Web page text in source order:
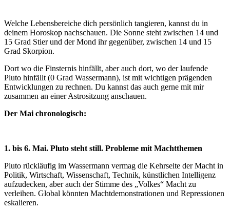
Welche Lebensbereiche dich persönlich tangieren, kannst du in
deinem Horoskop nachschauen. Die Sonne steht zwischen 14 und
15 Grad Stier und der Mond ihr gegenüber, zwischen 14 und 15
Grad Skorpion.
Dort wo die Finsternis hinfällt, aber auch dort, wo der laufende
Pluto hinfällt (0 Grad Wassermann), ist mit wichtigen prägenden
Entwicklungen zu rechnen. Du kannst das auch gerne mit mir
zusammen an einer Astrositzung anschauen.
Der Mai chronologisch:
1. bis 6. Mai. Pluto steht still. Probleme mit Machtthemen
Pluto rückläufig im Wassermann vermag die Kehrseite der Macht in
Politik, Wirtschaft, Wissenschaft, Technik, künstlichen Intelligenz
aufzudecken, aber auch der Stimme des „Volkes“ Macht zu
verleihen. Global könnten Machtdemonstrationen und Repressionen
eskalieren.